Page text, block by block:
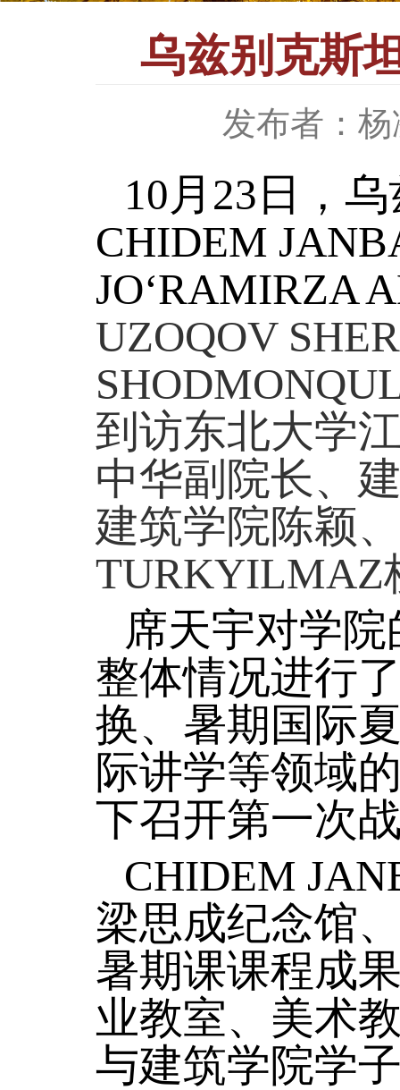
乌兹别克斯
发布者：杨
10 月 23 日，
CHIDEM
JO‘RAMIRZA
UZOQOV
到访东北大学
中华副院长、
建筑学院陈颖
TURKYILMAZ
席天宇对学
整体情况进行
换、暑期国际
际讲学等领域
下召开第一次
CHIDEM
梁思成纪念馆
暑期课课程成
业教室、美术
与建筑学院学